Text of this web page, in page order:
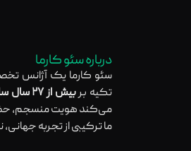
درباره سئو کارما
سئو کارما یک آژانس
تکیه بربیش از ۲۷ سال سابقه فعالیت حرفه‌ای در عرصه بین‌المللی
می‌کند هویت منسجم،
ما ترکیبی از تجربه